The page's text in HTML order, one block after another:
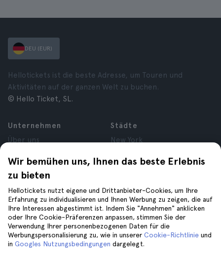
Wir bemühen uns, Ihnen das beste Erlebnis
zu bieten
Hellotickets nutzt eigene und Drittanbieter-Cookies, um Ihre
Erfahrung zu individualisieren und Ihnen Werbung zu zeigen, die auf
Ihre Interessen abgestimmt ist. Indem Sie "Annehmen" anklicken
oder Ihre Cookie-Präferenzen anpassen, stimmen Sie der
Verwendung Ihrer personenbezogenen Daten für die
Werbungspersonalisierung zu, wie in unserer Cookie-Richtlinie und
in Googles Nutzungsbedingungen dargelegt.
DEU (EUR)
Hellotickets ist die beste Adresse, um Touren und
Aktivitäten auf der ganzen Welt zu buchen.
© Hello Ticket, SL.
Unternehmen
Über uns
Partner
Bewertungen
Datenschutz
Allgemeine
Geschäftsbedingungen
Cookies
Impressum
Städte
New York
Paris
Granada
Krakau
Teneriffa